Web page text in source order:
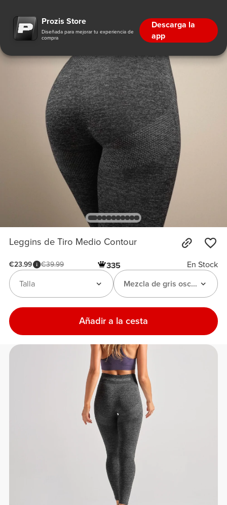
Prozis Store
Diseñada para mejorar tu experiencia de
compra
Descarga la
app
Leggins de Tiro Medio Contour
€23.99 €39.99 335
En Stock
Mezcla de gris oscuro
Talla
Añadir a la cesta